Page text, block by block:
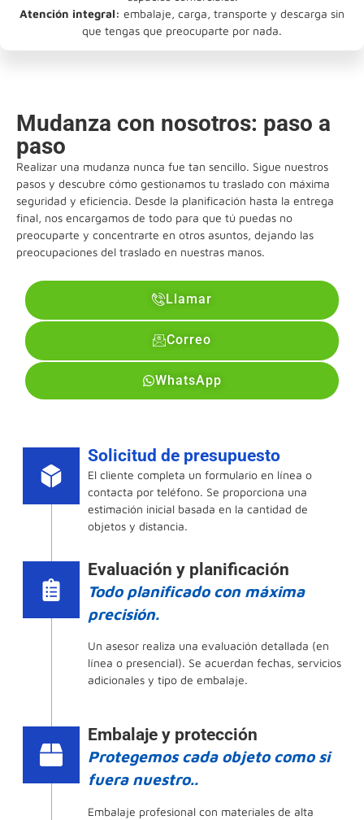
Atención integral: embalaje, carga, transporte y descarga sin
que tengas que preocuparte por nada.
Mudanza con nosotros: paso a
paso
Realizar una mudanza nunca fue tan sencillo. Sigue nuestros
pasos y descubre cómo gestionamos tu traslado con máxima
seguridad y eficiencia. Desde la planificación hasta la entrega
final, nos encargamos de todo para que tú puedas no
preocuparte y concentrarte en otros asuntos, dejando las
preocupaciones del traslado en nuestras manos.
Llamar
Correo
WhatsApp
Solicitud de presupuesto
El cliente completa un formulario en línea o
contacta por teléfono. Se proporciona una
estimación inicial basada en la cantidad de
objetos y distancia.
Evaluación y planificación
Todo planificado con máxima
precisión.
Un asesor realiza una evaluación detallada (en
línea o presencial). Se acuerdan fechas, servicios
adicionales y tipo de embalaje.
Embalaje y protección
Protegemos cada objeto como si
fuera nuestro..
Embalaje profesional con materiales de alta